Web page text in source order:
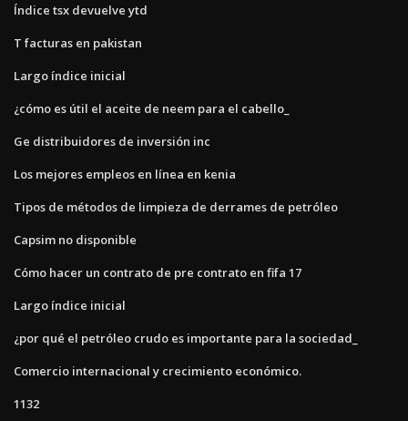
Índice tsx devuelve ytd
T facturas en pakistan
Largo índice inicial
¿cómo es útil el aceite de neem para el cabello_
Ge distribuidores de inversión inc
Los mejores empleos en línea en kenia
Tipos de métodos de limpieza de derrames de petróleo
Capsim no disponible
Cómo hacer un contrato de pre contrato en fifa 17
Largo índice inicial
¿por qué el petróleo crudo es importante para la sociedad_
Comercio internacional y crecimiento económico.
1132